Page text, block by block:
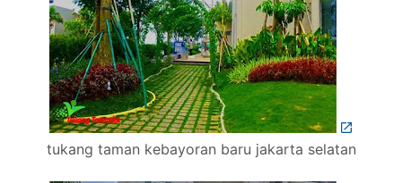
tukang taman kebayoran baru jakarta selatan